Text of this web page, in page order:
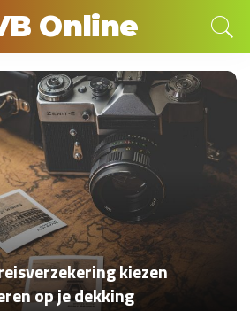
Online
kiezen
op je dekking